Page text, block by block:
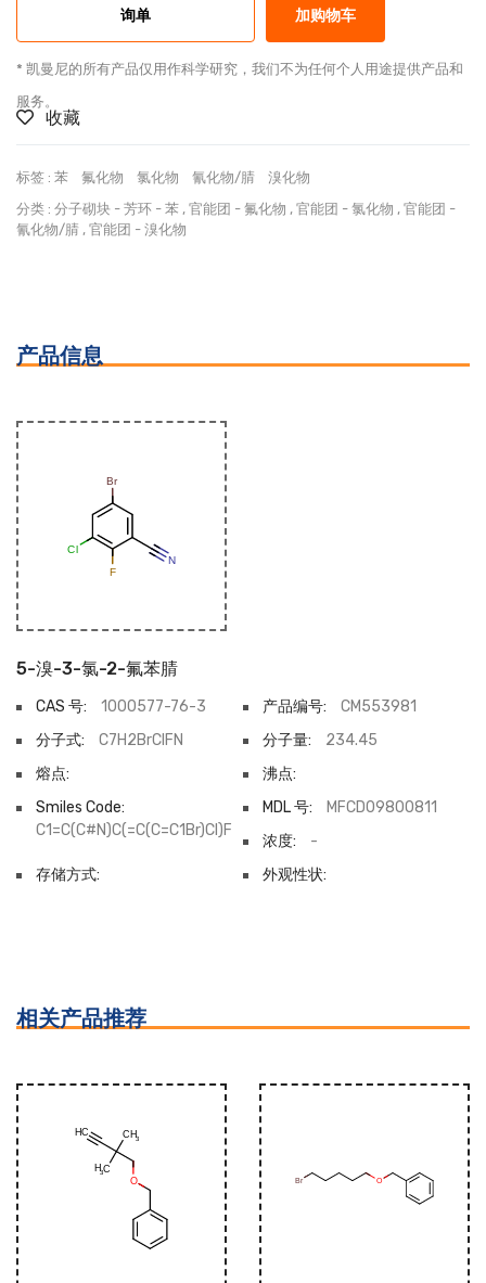
询单 加购物车
* 凯曼尼的所有产品仅用作科学研究，我们不为任何个人用途提供产品和
服务。
收藏
标签 : 苯 氟化物 氯化物 氰化物/腈
溴化物
分类 : 分子砌块 - 芳环 - 苯 , 官能团 - 氟化物 , 官能团 - 氯化物 , 官能团 -
氰化物/腈 , 官能团 - 溴化物
产品信息
5-溴-3-氯-2-氟苯腈
CAS 号: 1000577-76-3 产品编号:
CM553981
分子式:
C7H2BrClFN 分子量:
234.45
熔点:
沸点:
Smiles Code:
C1=C(C#N)C(=C(C=C1Br)Cl)F
MDL 号:
MFCD09800811
浓度:
-
存储方式:
外观性状:
相关产品推荐